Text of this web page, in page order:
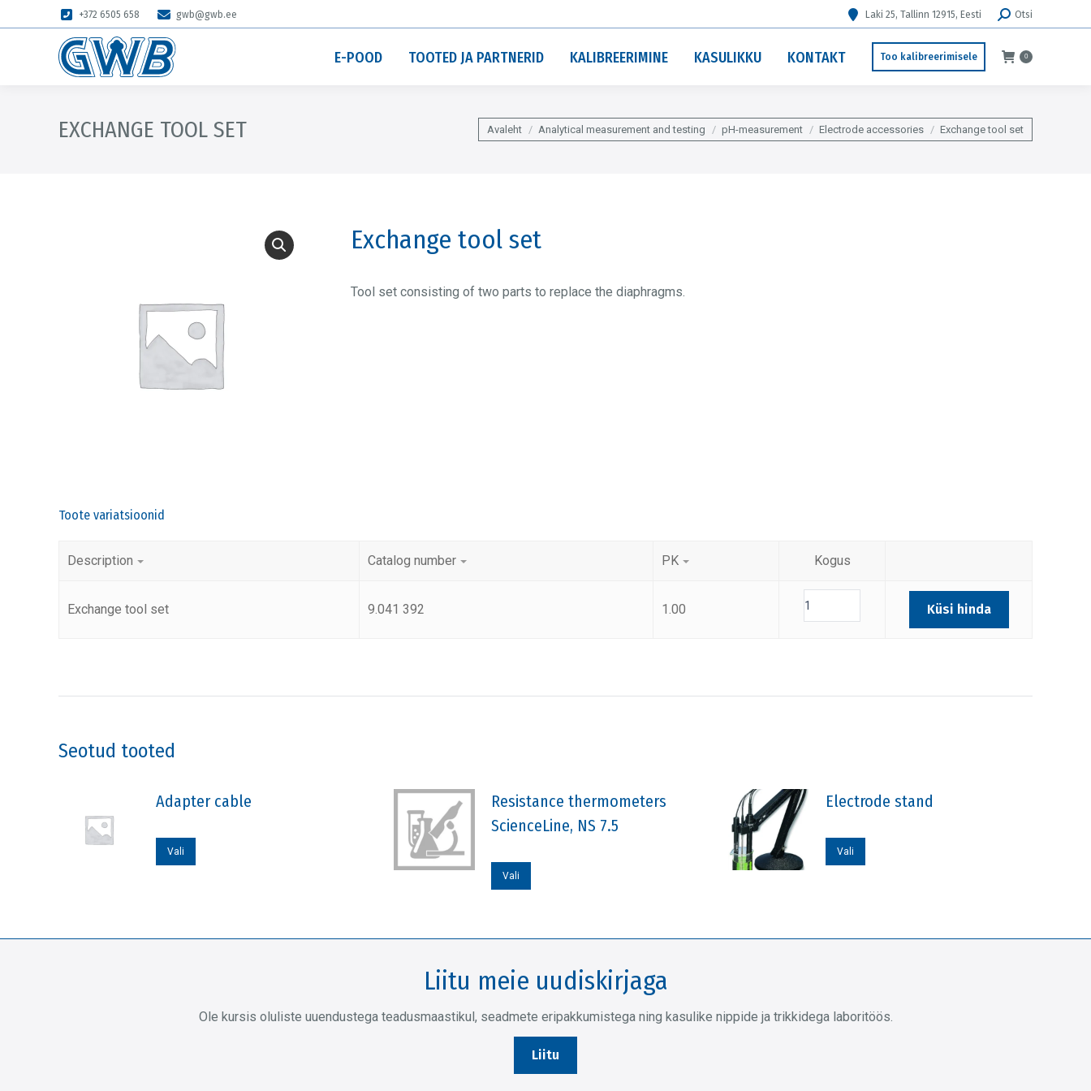
+372 6505 658 gwb@gwb.ee Laki 25, Tallinn 12915, Eesti Search:
Otsi
E-POOD TOOTED JA PARTNERID KALIBREERIMINE KASULIKKU KONTAKT Too kalibreerimisele 0
EXCHANGE TOOL SET You are here:
Avaleht Analytical measurement and testing pH-measurement Electrode accessories Exchange tool set
Exchange tool set
Tool set consisting of two parts to replace the diaphragms.
Toote variatsioonid
Description Catalog number PK Kogus
Exchange tool set 9.041 392 1.00 Küsi hinda
Seotud tooted
Adapter cable
Vali
tootel
varianti.
Resistance thermometers
ScienceLine, NS 7.5
Vali
tootel
mitu
Valikuid
saab
tootelehel.
Electrode stand
Vali
tootel
varianti.
Liitu meie uudiskirjaga
Ole kursis oluliste uuendustega teadusmaastikul, seadmete eripakkumistega ning kasulike nippide ja trikkidega laboritöös.
Liitu